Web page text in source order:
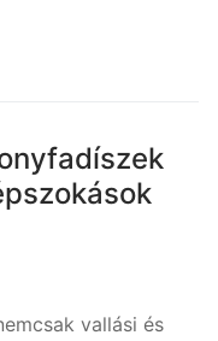
vallási és